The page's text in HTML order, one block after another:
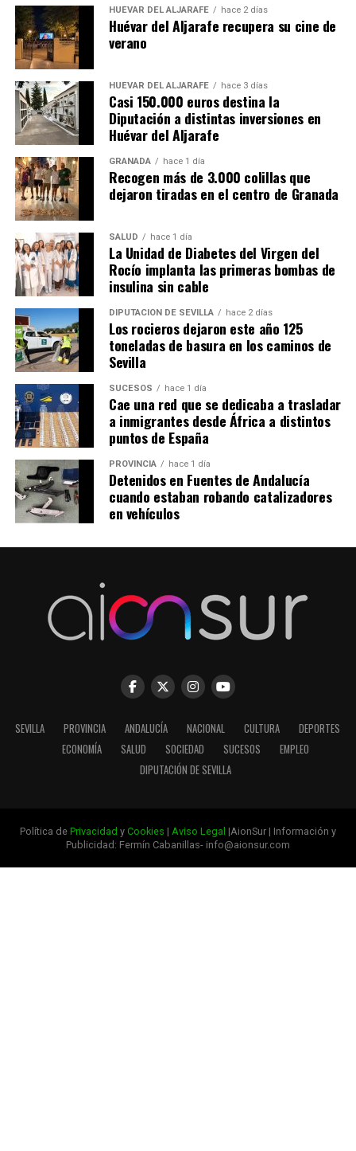
HUÉVAR DEL ALJARAFE hace 2 días
Huévar del Aljarafe recupera su cine de
verano
HUÉVAR DEL ALJARAFE hace 3 días
Casi 150.000 euros destina la
Diputación a distintas inversiones en
Huévar del Aljarafe
GRANADA hace 1 día
Recogen más de 3.000 colillas que
dejaron tiradas en el centro de Granada
SALUD hace 1 día
La Unidad de Diabetes del Virgen del
Rocío implanta las primeras bombas de
insulina sin cable
DIPUTACIÓN DE SEVILLA hace 2 días
Los rocieros dejaron este año 125
toneladas de basura en los caminos de
Sevilla
SUCESOS hace 1 día
Cae una red que se dedicaba a trasladar
a inmigrantes desde África a distintos
puntos de España
PROVINCIA hace 1 día
Detenidos en Fuentes de Andalucía
cuando estaban robando catalizadores
en vehículos
SEVILLA PROVINCIA ANDALUCÍA NACIONAL CULTURA
DEPORTES
ECONOMÍA
SALUD SOCIEDAD SUCESOS
EMPLEO
DIPUTACIÓN DE SEVILLA
Política de Privacidad y Cookies | Aviso Legal |AionSur | Información y
Publicidad: Fermín Cabanillas- info@aionsur.com